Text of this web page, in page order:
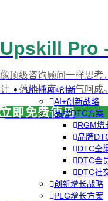
企业AI+创新
AI+创新战略
品牌DTC方案
RGM增
品牌
DTC全
DTC会
DTC社
创新增长战略
PLG增长方案
Upskill Pro
像顶级咨询顾问一样思
计→落地指南，一气呵成。
立即免费使用